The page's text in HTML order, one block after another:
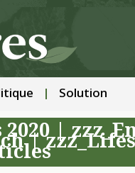
Solution
|
|